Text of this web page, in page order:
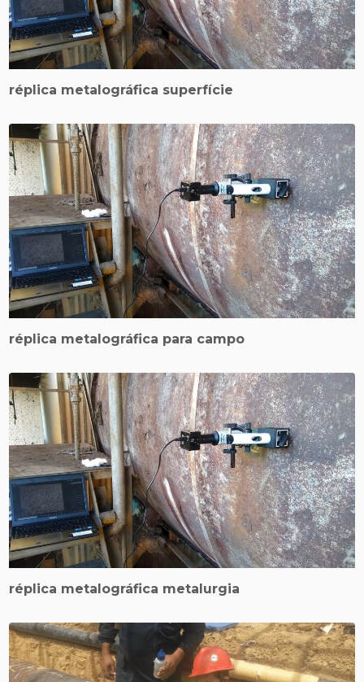
réplica metalográfica superfície
réplica metalográfica para campo
réplica metalográfica metalurgia